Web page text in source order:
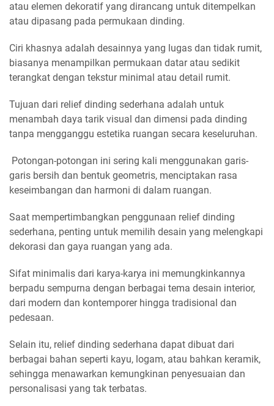
atau elemen dekoratif yang dirancang untuk ditempelkan
atau dipasang pada permukaan dinding.
Ciri khasnya adalah desainnya yang lugas dan tidak rumit,
biasanya menampilkan permukaan datar atau sedikit
terangkat dengan tekstur minimal atau detail rumit.
Tujuan dari relief dinding sederhana adalah untuk
menambah daya tarik visual dan dimensi pada dinding
tanpa mengganggu estetika ruangan secara keseluruhan.
Potongan-potongan ini sering kali menggunakan garis-
garis bersih dan bentuk geometris, menciptakan rasa
keseimbangan dan harmoni di dalam ruangan.
Saat mempertimbangkan penggunaan relief dinding
sederhana, penting untuk memilih desain yang melengkapi
dekorasi dan gaya ruangan yang ada.
Sifat minimalis dari karya-karya ini memungkinkannya
berpadu sempurna dengan berbagai tema desain interior,
dari modern dan kontemporer hingga tradisional dan
pedesaan.
Selain itu, relief dinding sederhana dapat dibuat dari
berbagai bahan seperti kayu, logam, atau bahkan keramik,
sehingga menawarkan kemungkinan penyesuaian dan
personalisasi yang tak terbatas.